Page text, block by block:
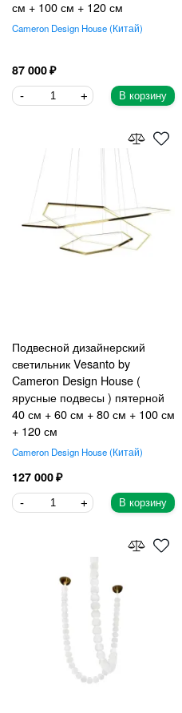
см + 100 см + 120 см
Cameron Design House Китай
87 000
В корзину
Подвесной дизайнерский
светильник Vesanto by
Cameron Design House (
ярусные подвесы ) пятерной
40 см + 60 см + 80 см + 100 см
+ 120 см
Cameron Design House Китай
127 000
В корзину